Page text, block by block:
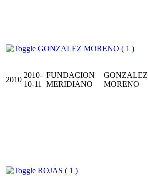
GONZALEZ MORENO ( 1 )
2010
2010-
10-11
FUNDACION
MERIDIANO
GONZALEZ
MORENO
ROJAS ( 1 )